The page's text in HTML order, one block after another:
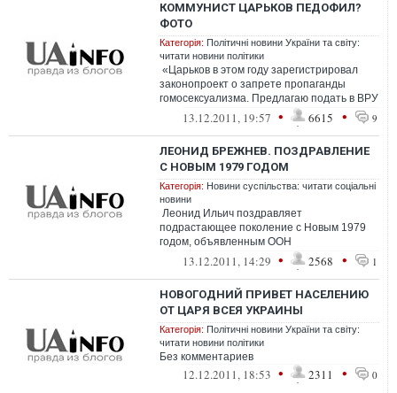
КОММУНИСТ ЦАРЬКОВ ПЕДОФИЛ?
ФОТО
Категорія: Політичні новини України та світу:
читати новини політики
«Царьков в этом году зарегистрировал
законопроект о запрете пропаганды
гомосексуализма. Предлагаю подать в ВРУ
законопроект об уголовной о...
13.12.2011, 19:57 • 6615 • 9
ЛЕОНИД БРЕЖНЕВ. ПОЗДРАВЛЕНИЕ
С НОВЫМ 1979 ГОДОМ
Категорія: Новини суспільства: читати соціальні
новини
Леонид Ильич поздравляет
подрастающее поколение с Новым 1979
годом, объявленным ООН
Международным годом ребенка. Брежнев
13.12.2011, 14:29 • 2568 • 1
НОВОГОДНИЙ ПРИВЕТ НАСЕЛЕНИЮ
ОТ ЦАРЯ ВСЕЯ УКРАИНЫ
Категорія: Політичні новини України та світу:
читати новини політики
Без комментариев
12.12.2011, 18:53 • 2311 • 0